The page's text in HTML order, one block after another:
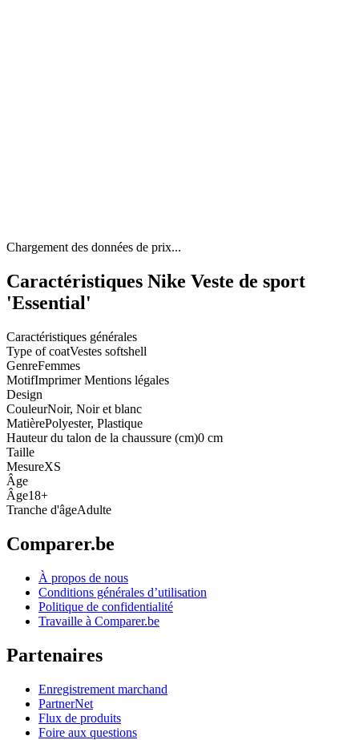
Chargement des données de prix...
Caractéristiques Nike Veste de sport
'Essential'
Caractéristiques générales
Type of coatVestes softshell
GenreFemmes
MotifImprimer Mentions légales
Design
CouleurNoir, Noir et blanc
MatièrePolyester, Plastique
Hauteur du talon de la chaussure (cm)0 cm
Taille
MesureXS
Âge
Âge18+
Tranche d'âgeAdulte
Comparer.be
À propos de nous
Conditions générales d’utilisation
Politique de confidentialité
Travaille à Comparer.be
Partenaires
Enregistrement marchand
PartnerNet
Flux de produits
Foire aux questions